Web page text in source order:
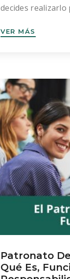
decides
consideramos
explicamos los 8
una fundación en
VER MÁS
Patronato
Qué Es,